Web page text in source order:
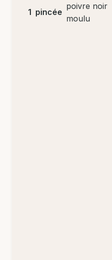
1 pincée
poivre noir
moulu